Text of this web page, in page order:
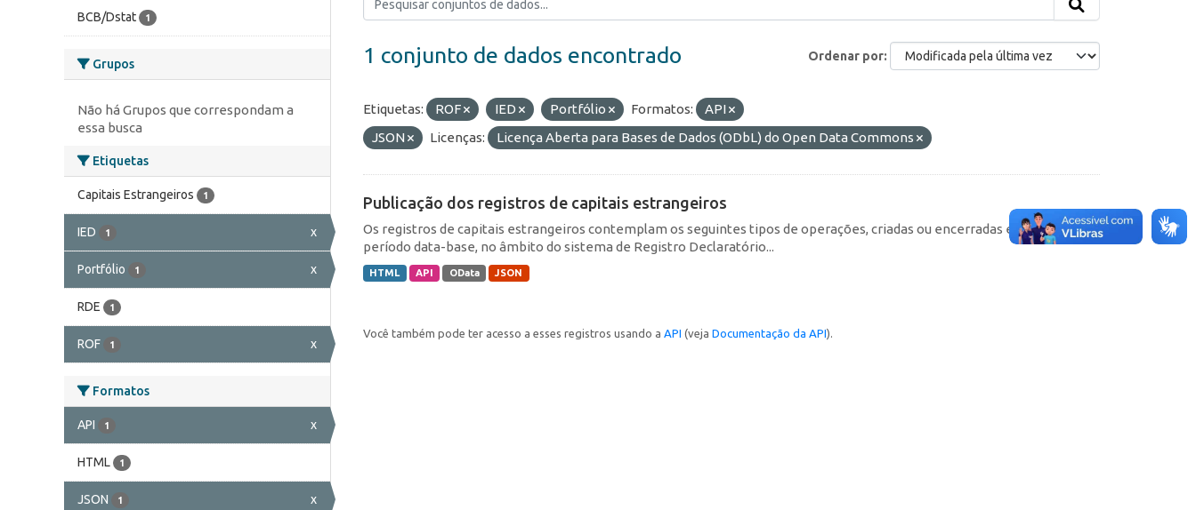
BCB/Dstat 1
Grupos
Não há Grupos que correspondam a
essa busca
Etiquetas
Capitais Estrangeiros 1
IED 1 x
Portfólio 1 x
RDE 1
ROF 1 x
Formatos
API 1 x
HTML 1
JSON 1 x
Ordenar por
1 conjunto de dados encontrado
Etiquetas: ROF IED Portfólio Formatos:
API
JSON
Licenças: Licença Aberta para Bases de Dados (ODbL) do Open Data Commons
Publicação dos registros de capitais estrangeiros
Os registros de capitais estrangeiros contemplam os seguintes tipos de operações, criadas ou encerradas em cada
período data-base, no âmbito do sistema de Registro Declaratório...
HTML API OData JSON
Você também pode ter acesso a esses registros usando a API (veja Documentação da API).